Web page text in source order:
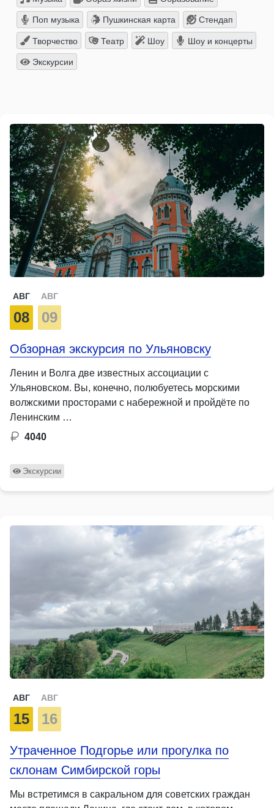
Поп музыка Пушкинская карта Стендап
Творчество Театр Шоу Шоу и концерты
Экскурсии
АВГ
08
АВГ
09
Обзорная экскурсия по Ульяновску
Ленин и Волга две известных ассоциации с
Ульяновском. Вы, конечно, полюбуетесь морскими
волжскими просторами с набережной и пройдёте по
Ленинским …
4040
Экскурсии
АВГ
15
АВГ
16
Утраченное Подгорье или прогулка по
склонам Симбирской горы
Мы встретимся в сакральном для советских граждан